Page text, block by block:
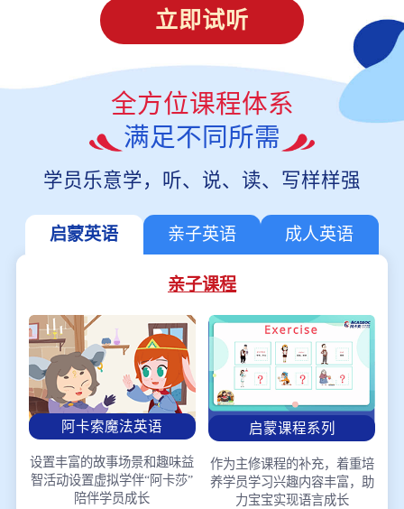
立即试听
全方位课程体系
满足不同所需
学员乐意学，听、说、读、写样样强
启蒙英语 亲子英语 成人英语
亲子课程
阿卡索魔法英语
设置丰富的故事场景和趣味益
智活动设置虚拟学伴“阿卡莎”
陪伴学员成长
启蒙课程系列
作为主修课程的补充，着重培
养学员学习兴趣内容丰富，助
力宝宝实现语言成长